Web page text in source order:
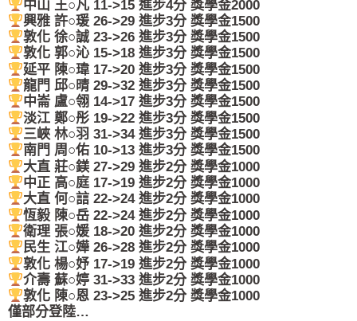
中山 王○凡 11->15 進步4分 獎學金2000
興雅 許○瑗 26->29 進步3分 獎學金1500
敦化 徐○誠 23->26 進步3分 獎學金1500
敦化 郭○沁 15->18 進步3分 獎學金1500
延平 陳○瑋 17->20 進步3分 獎學金1500
龍門 邱○晴 29->32 進步3分 獎學金1500
中崙 盧○翎 14->17 進步3分 獎學金1500
淡江 鄭○彤 19->22 進步3分 獎學金1500
三峽 林○羽 31->34 進步3分 獎學金1500
南門 周○佑 10->13 進步3分 獎學金1500
大直 莊○鎂 27->29 進步2分 獎學金1000
中正 高○庭 17->19 進步2分 獎學金1000
大直 何○誩 22->24 進步2分 獎學金1000
恆毅 陳○岳 22->24 進步2分 獎學金1000
衛理 張○媛 18->20 進步2分 獎學金1000
民生 江○嬅 26->28 進步2分 獎學金1000
敦化 楊○妤 17->19 進步2分 獎學金1000
介壽 蘇○婷 31->33 進步2分 獎學金1000
敦化 陳○恩 23->25 進步2分 獎學金1000
僅部分登陸…